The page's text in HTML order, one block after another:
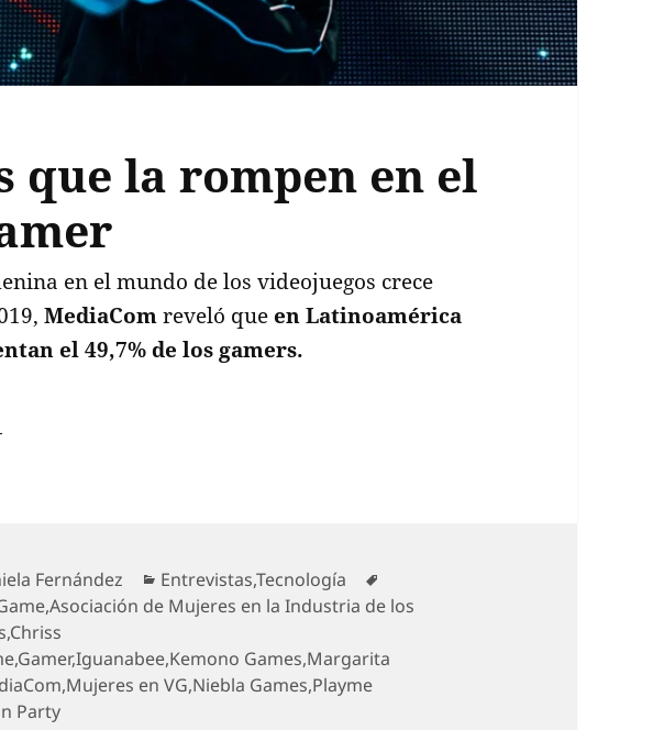
que la rompen en el
en el mundo de los videojuegos crece
MediaComreveló que en Latinoamérica
el 49,7% de los gamers.
que la rompen en el mundo gamer
Fernández Categorías
Entrevistas,Tecnología
,Asociación de Mujeres en la Industria de los
,Chriss
,Gamer,Iguanabee,Kemono Games,Margarita
,Mujeres en VG,Niebla Games,Playme
Party